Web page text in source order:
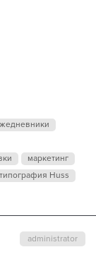
маркетинг
типография Huss
administrator